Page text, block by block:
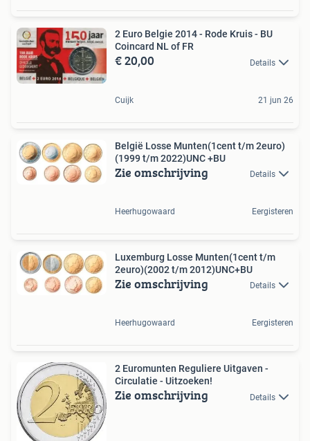
2 Euro Belgie 2014 - Rode Kruis - BU
Coincard NL of FR
€ 20,00 Details
Cuijk 21 jun 26
België Losse Munten(1cent t/m 2euro)
(1999 t/m 2022)UNC +BU
Zie omschrijving Details
Heerhugowaard Eergisteren
Luxemburg Losse Munten(1cent t/m
2euro)(2002 t/m 2012)UNC+BU
Zie omschrijving Details
Heerhugowaard Eergisteren
2 Euromunten Reguliere Uitgaven -
Circulatie - Uitzoeken!
Zie omschrijving Details